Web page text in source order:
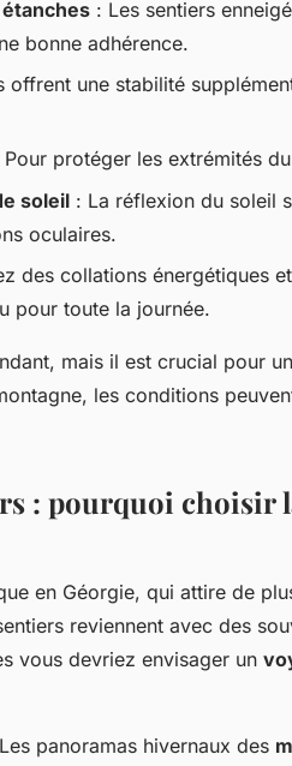
: Les sentiers
bonne adhérence.
offrent une stabilité
Pour protéger les extrémités
soleil : La réflexion du soleil
oculaires.
des collations énergétiques
pour toute la journée.
mais il est crucial pour
les conditions
: pourquoi choisir
en Géorgie, qui attire de
reviennent avec des
vous devriez envisager un
panoramas hivernaux des